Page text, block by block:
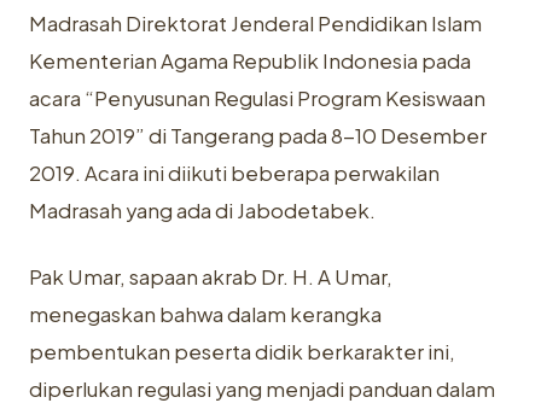
Madrasah Direktorat Jenderal Pendidikan Islam
Kementerian Agama Republik Indonesia pada
acara “Penyusunan Regulasi Program Kesiswaan
Tahun 2019” di Tangerang pada 8-10 Desember
2019. Acara ini diikuti beberapa perwakilan
Madrasah yang ada di Jabodetabek.
Pak Umar, sapaan akrab Dr. H. A Umar,
menegaskan bahwa dalam kerangka
pembentukan peserta didik berkarakter ini,
diperlukan regulasi yang menjadi panduan dalam